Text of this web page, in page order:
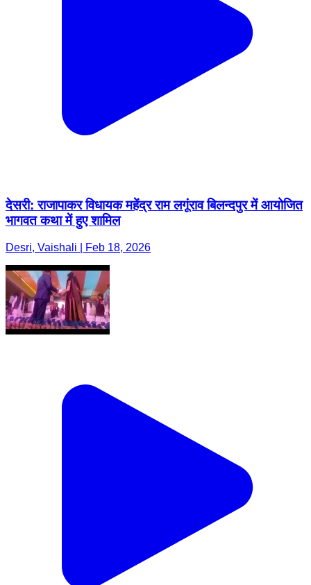
देसरी: राजापाकर विधायक महेंद्र राम लगूंराव बिलन्दपुर में आयोजित
भागवत कथा में हुए शामिल
Desri, Vaishali | Feb 18, 2026